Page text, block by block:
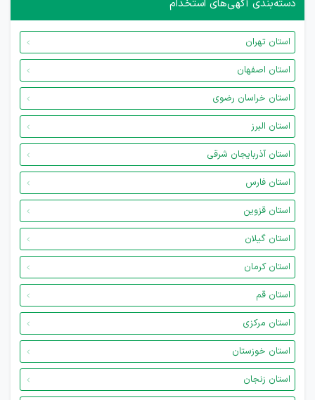
دسته‌بندی آگهی‌های استخدام
استان تهران
استان اصفهان
استان خراسان رضوی
استان البرز
استان آذربایجان شرقی
استان فارس
استان قزوین
استان گیلان
استان کرمان
استان قم
استان مرکزی
استان خوزستان
استان زنجان